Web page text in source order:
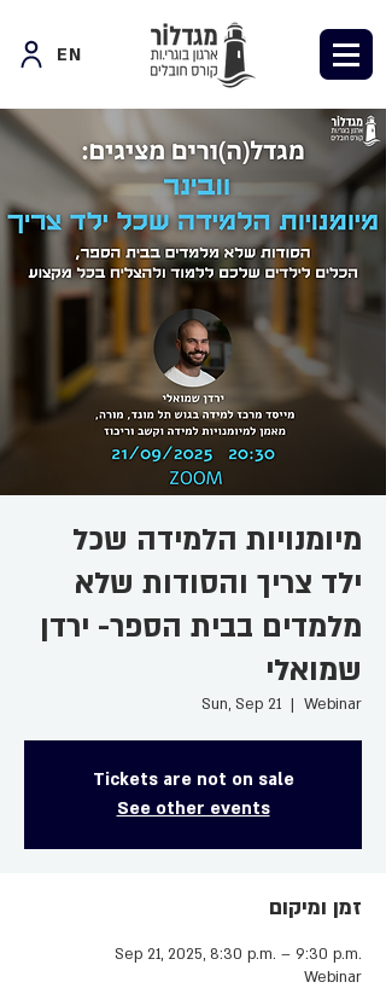
EN
מיומנויות הלמידה שכל
ילד צריך והסודות שלא
מלמדים בבית הספר- ירדן
שמואלי
Sun, Sep 21
  |
Webinar
Tickets are not on sale
See other events
זמן ומיקום
Sep 21, 2025, 8:30 p.m. – 9:30 p.m.
Webinar